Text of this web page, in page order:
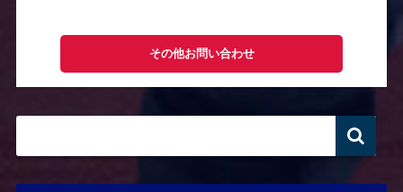
その他お問い合わせ